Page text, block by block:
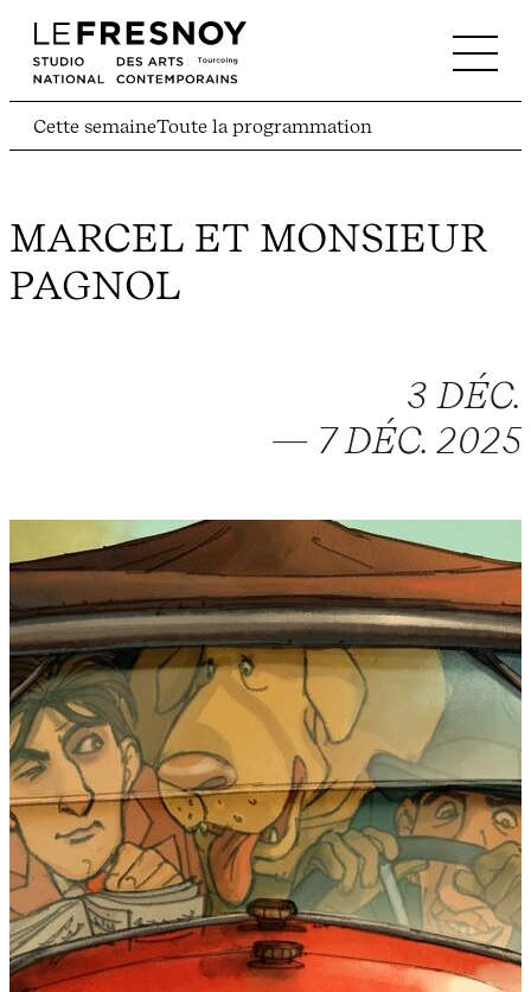
Cette semaineToute la programmation
MARCEL ET MONSIEUR
PAGNOL
3 DÉC.
— 7 DÉC. 2025